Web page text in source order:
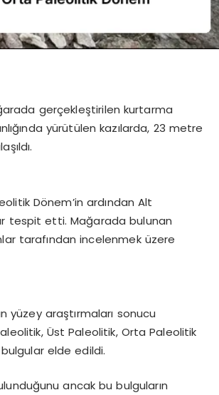
gerçekleştirilen kurtarma
yürütülen kazılarda, 23 metre
Dönem’in ardından Alt
tespit etti. Mağarada bulunan
tarafından incelenmek üzere
yüzey araştırmaları sonucu
Üst Paleolitik, Orta Paleolitik
elde edildi.
ancak bu bulguların